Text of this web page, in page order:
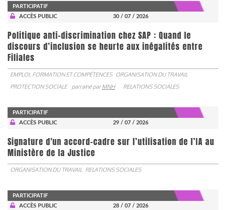
PARTICIPATIF
ACCÈS PUBLIC
30 / 07 / 2026
Politique anti-discrimination chez SAP : Quand le
discours d’inclusion se heurte aux inégalités entre
Filiales
EMPLOI, FORMATION ET COMPÉTENCES ORGANISATION DU TRAVAIL
PROTECTION SOCIALE
parrainé parMNH RELATIONS SOCIALES
PARTICIPATIF
ACCÈS PUBLIC
29 / 07 / 2026
Signature d'un accord-cadre sur l’utilisation de l’IA au
Ministère de la Justice
ORGANISATION DU TRAVAIL RELATIONS SOCIALES
PARTICIPATIF
ACCÈS PUBLIC
28 / 07 / 2026